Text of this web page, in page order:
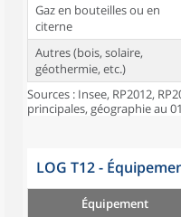
Gaz en bouteilles ou en
citerne
Autres (bois, solaire,
géothermie, etc.)
Sources : Insee, RP2012,
principales, géographie au
LOG T12 -
Équipement